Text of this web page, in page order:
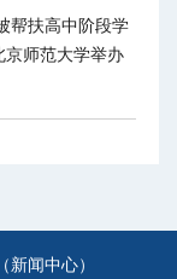
帮扶高中阶段学
京师范大学举办
闻中心）